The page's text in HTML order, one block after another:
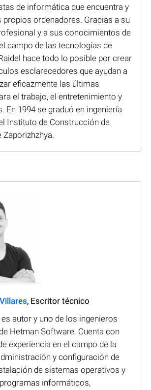
de informática que encuentra y
propios ordenadores. Gracias a su
y a sus conocimientos de
campo de las tecnologías de
hace todo lo posible por crear
esclarecedores que ayudan a
eficazmente las últimas
el trabajo, el entretenimiento y
En 1994 se graduó en ingeniería
Instituto de Construcción de
Zaporizhzhya.
, Escritor técnico
autor y uno de los ingenieros
Hetman Software. Cuenta con
experiencia en el campo de la
y configuración de
de sistemas operativos y
informáticos,